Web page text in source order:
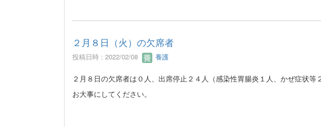
２月８日（火）の欠席者
投稿日時 : 2022/02/08 養護
２月８日の欠席者は０人、出席停止２４人（感染性胃腸炎１人、かぜ症状等
お大事にしてください。